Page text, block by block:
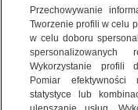
Przechowywanie
Tworzenie profili w celu
w celu doboru
Wykorzystanie profili
Pomiar efektywności
statystyce lub